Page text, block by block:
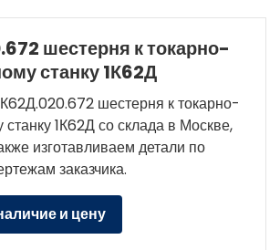
шестерня к токарно-
станку 1К62Д
шестерня к токарно-
станку 1К62Д со склада в Москве,
изготавливаем детали по
заказчика.
и цену